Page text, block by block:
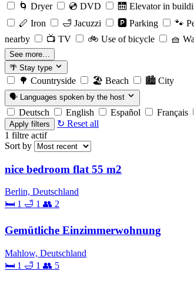
🌀 Dryer 💿 DVD 🛗 Elevator in
🪈 Iron 🛁 Jacuzzi 🅿️ Parking 🐾
nearby
📺 TV 🚲 Use of bicycle 🧺
See more…
🌴 Stay type
🌳 Countryside 🏖️ Beach 🏙️ City
🗣️ Languages spoken by the host
Deutsch English Español Français
Apply filters
↻ Reset all
1 filtre actif
Sort by
nice bedroom flat 55 m2
Berlin, Deutschland
🛏 1 🛁 1 👥 2
Gemütliche Einzimmerwohnung
Mahlow, Deutschland
🛏 1 🛁 1 👥 5